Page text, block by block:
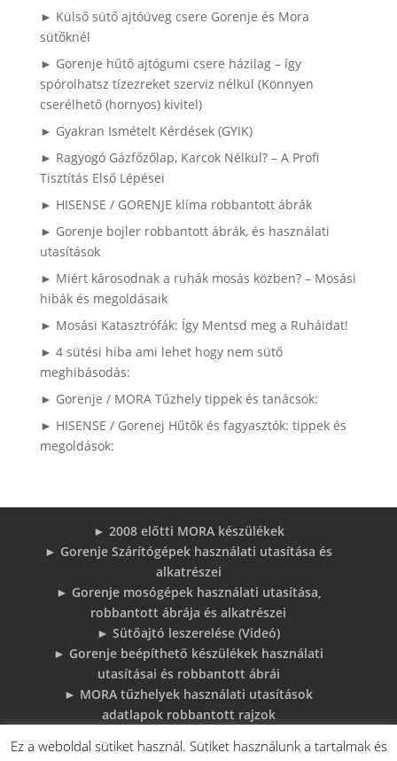
► Külső sütő ajtóüveg csere Gorenje és Mora
sütőknél
► Gorenje hűtő ajtógumi csere házilag – így
spórolhatsz tízezreket szerviz nélkül (Könnyen
cserélhető (hornyos) kivitel)
► Gyakran Ismételt Kérdések (GYIK)
► Ragyogó Gázfőzőlap, Karcok Nélkül? – A Profi
Tisztítás Első Lépései
► HISENSE / GORENJE klíma robbantott ábrák
► Gorenje bojler robbantott ábrák, és használati
utasítások
► Miért károsodnak a ruhák mosás közben? – Mosási
hibák és megoldásaik
► Mosási Katasztrófák: Így Mentsd meg a Ruháidat!
► 4 sütési hiba ami lehet hogy nem sütő
meghibásodás:
► Gorenje / MORA Tűzhely tippek és tanácsok:
► HISENSE / Gorenej Hűtők és fagyasztók: tippek és
megoldások:
► 2008 előtti MORA készülékek
► Gorenje Szárítógépek használati utasítása és
alkatrészei
► Gorenje mosógépek használati utasítása,
robbantott ábrája és alkatrészei
► Sütőajtó leszerelése (Videó)
► Gorenje beépíthető készülékek használati
utasításai és robbantott ábrái
► MORA tűzhelyek használati utasítások
adatlapok robbantott rajzok
megoldások
Ez a weboldal sütiket használ. Sütiket használunk a tartalmak és